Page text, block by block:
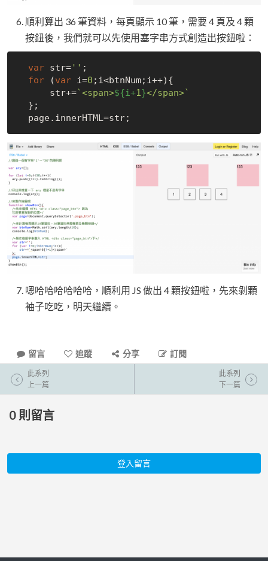
順利算出 36 筆資料，每頁顯示 10 筆，需要 4 頁及 4 顆
按鈕後，我們就可以先使用塞字串方式創造出按鈕啦：
var str='' ;
for (var i=0 ;i<btnNum;i++){
      str+=
`<span>${i+1 }</span>`
嗯哈哈哈哈哈哈，順利用 JS 做出 4 顆按鈕啦，先來剝顆
袖子吃吃，明天繼續。
留言 追蹤 分享 訂閱
此系列
上一篇
此系列
下一篇
0 則留言
登入留言